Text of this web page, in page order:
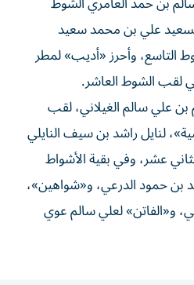
علي بن محمد سعيد
وأحرز «أديب» لمطر
لقب الشوط العاشر.
علي سالم الغيلاني، لقب
لنايل راشد بن سيف النايلي
عشر، وفي بقية الأشواط
حمود الدرعي، و«شواهين»،
و«الفاتن» لعلي سالم عوي